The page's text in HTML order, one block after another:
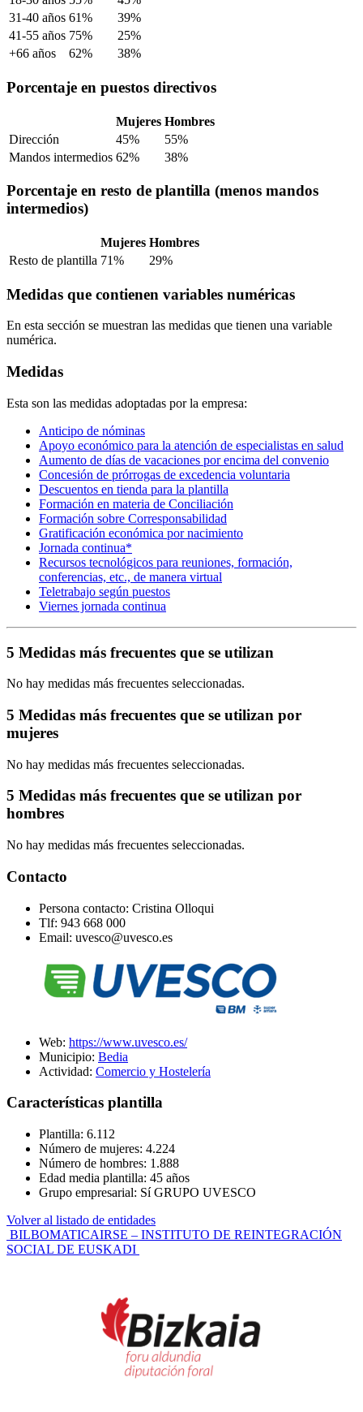
31-40 años 61%
39%
41-55 años 75%
25%
+66 años
62% 38%
Porcentaje en puestos directivos
Mujeres Hombres
Dirección
45%
55%
Mandos intermedios 62% 38%
Porcentaje en resto de plantilla (menos mandos
intermedios)
Mujeres Hombres
Resto de plantilla 71% 29%
Medidas que contienen variables numéricas
En esta sección se muestran las medidas que tienen una variable
numérica.
Medidas
Esta son las medidas adoptadas por la empresa:
Anticipo de nóminas
Apoyo económico para la atención de especialistas en salud
Aumento de días de vacaciones por encima del convenio
Concesión de prórrogas de excedencia voluntaria
Descuentos en tienda para la plantilla
Formación en materia de Conciliación
Formación sobre Corresponsabilidad
Gratificación económica por nacimiento
Jornada continua*
Recursos tecnológicos para reuniones, formación,
conferencias, etc., de manera virtual
Teletrabajo según puestos
Viernes jornada continua
5 Medidas más frecuentes que se utilizan
No hay medidas más frecuentes seleccionadas.
5 Medidas más frecuentes que se utilizan por
mujeres
No hay medidas más frecuentes seleccionadas.
5 Medidas más frecuentes que se utilizan por
hombres
No hay medidas más frecuentes seleccionadas.
Contacto
Persona contacto: Cristina Olloqui
Tlf: 943 668 000
Email: uvesco@uvesco.es
Web: https://www.uvesco.es/
Municipio: Bedia
Actividad: Comercio y Hostelería
Características plantilla
Plantilla: 6.112
Número de mujeres: 4.224
Número de hombres: 1.888
Edad media plantilla: 45 años
Grupo empresarial: Sí GRUPO UVESCO
Volver al listado de entidades
Navegación
de
BILBOMATICAIRSE – INSTITUTO DE REINTEGRACIÓN
SOCIAL DE EUSKADI